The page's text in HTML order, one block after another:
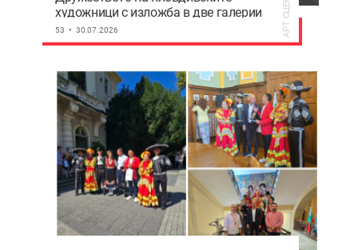
художници с изложба в две галерии
53 30.07.2026 АРТ СЦЕНА